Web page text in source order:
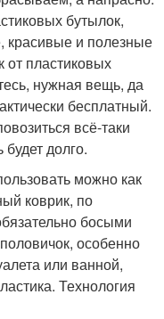
бутылок,
красивые и полезные
пластиковых
нужная вещь, да
бесплатный.
всё-таки
будет долго.
можно как
коврик, по
босыми
особенно
или ванной,
Технология